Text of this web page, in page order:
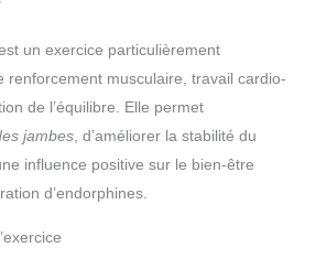
un exercice particulièrement
renforcement musculaire, travail cardio-
de l’équilibre. Elle permet
jambes, d’améliorer la stabilité du
influence positive sur le bien-être
d’endorphines.